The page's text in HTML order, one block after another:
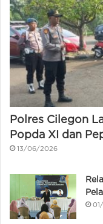
Polres Cilegon
Popda XI dan
13/06/2026